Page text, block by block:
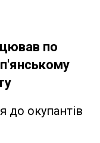
по
до окупантів